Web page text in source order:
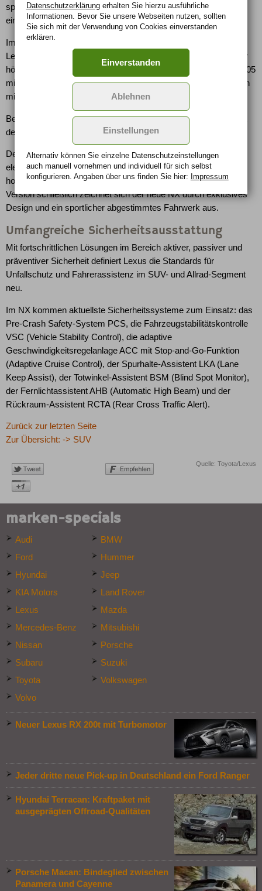
sportlichen Fahrwerksauslegung überzeugt der Lexus NX mit
einem überaus dynamischen Fahrerlebnis.
Im dem von Dieselantrieben dominierten SUV Segment hat
Lexus mit dem hochentwickelten Hybridantrieb bis heute immer
höchste Ansprüche an Komfort und Laufkultur erfüllt - zuerst 2005
mit dem RX 400h, dann im Jahr 2009 mit dem RX 450h und nun
mit dem neuen NX 300h.
Bei einer Gesamtsystemleistung von 145 kW (197 PS) emittiert
der hocheffiziente Hybridantrieb nur 116 g CO2 pro Kilometer.
Der NX 300h ist sowohl mit Frontantrieb als auch mit
elektrischem Allradantrieb E-FOUR erhältlich und kombiniert
hohen Fahrkomfort mit niedrigem Verbrauch. In der F SPORT
Version schließlich zeichnet sich der neue NX durch exklusives
Design und ein sportlicher abgestimmtes Fahrwerk aus.
Umfangreiche Sicherheitsausstattung
Mit fortschrittlichen Lösungen im Bereich aktiver, passiver und
präventiver Sicherheit definiert Lexus die Standards für
Unfallschutz und Fahrerassistenz im SUV- und Allrad-Segment
neu.
Im NX kommen aktuellste Sicherheitssysteme zum Einsatz: das
Pre-Crash Safety-System PCS, die Fahrzeugstabilitätskontrolle
VSC (Vehicle Stability Control), die adaptive
Geschwindigkeitsregelanlage ACC mit Stop-and-Go-Funktion
(Adaptive Cruise Control), der Spurhalte-Assistent LKA (Lane
Keep Assist), der Totwinkel-Assistent BSM (Blind Spot Monitor),
der Fernlichtassistent AHB (Automatic High Beam) und der
Rückraum-Assistent RCTA (Rear Cross Traffic Alert).
Zurück zur letzten Seite
Zur Übersicht: -> SUV
Quelle: Toyota/Lexus
marken-specials
Audi
BMW
Ford
Hummer
Hyundai
Jeep
KIA Motors
Land Rover
Lexus
Mazda
Mercedes-Benz
Mitsubishi
Nissan
Porsche
Subaru
Suzuki
Toyota
Volkswagen
Volvo
Neuer Lexus RX 200t mit Turbomotor
Jeder dritte neue Pick-up in Deutschland ein Ford Ranger
Hyundai Terracan: Kraftpaket mit
ausgeprägten Offroad-Qualitäten
Porsche Macan: Bindeglied zwischen
Panamera und Cayenne
Datenschutzerklärungerhalten Sie hierzu ausführliche
Informationen. Bevor Sie unsere Webseiten nutzen, sollten
Sie sich mit der Verwendung von Cookies einverstanden
erklären.
Einverstanden
Ablehnen
Einstellungen
Alternativ können Sie einzelne Datenschutz­ein­stellungen
auch manuell vor­nehmen und indivi­duell für sich selbst
konfigurieren. Angaben über uns finden Sie hier: Impressum